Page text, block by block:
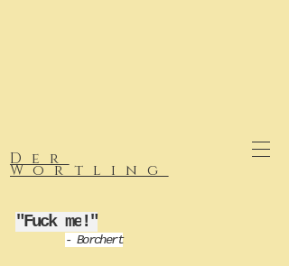
Der
Wortling
"Fuck me!"
- Borchert